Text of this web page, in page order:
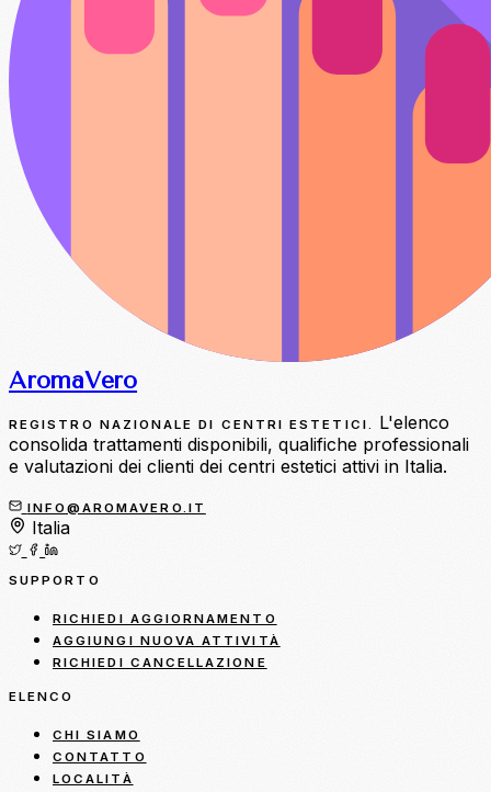
AromaVero
REGISTRO NAZIONALE DI CENTRI ESTETICI.
L'elenco
consolida trattamenti disponibili, qualifiche professionali
e valutazioni dei clienti dei centri estetici attivi in Italia.
INFO@AROMAVERO.IT
Italia
SUPPORTO
RICHIEDI AGGIORNAMENTO
AGGIUNGI NUOVA ATTIVITÀ
RICHIEDI CANCELLAZIONE
ELENCO
CHI SIAMO
CONTATTO
LOCALITÀ